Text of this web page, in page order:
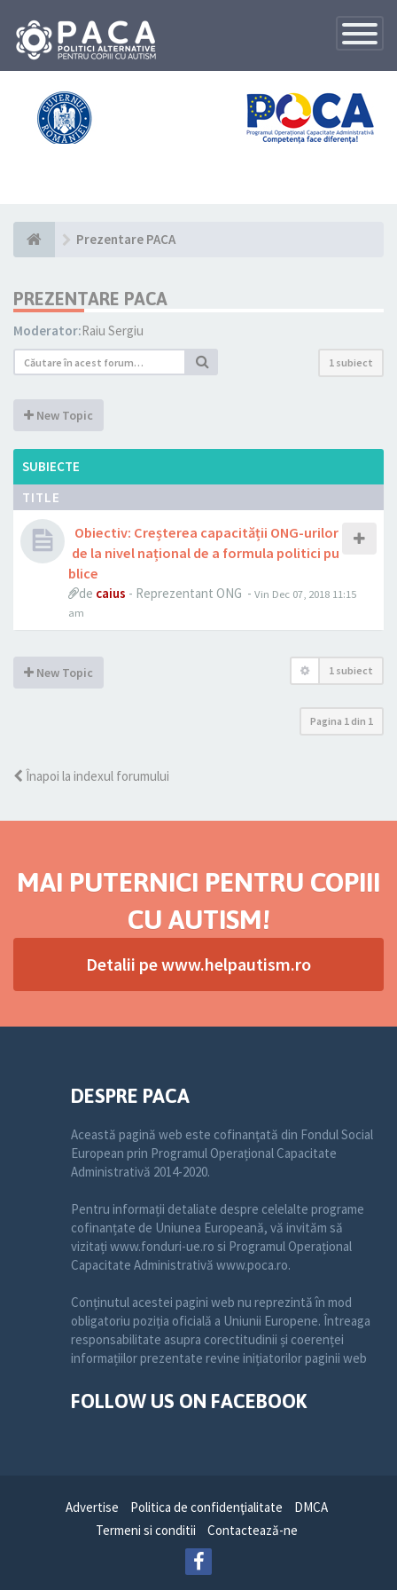
Toggle
Prezentare PACA
PREZENTARE PACA
Moderator:Raiu Sergiu
1 subiect
New Topic
SUBIECTE
TITLE
Obiectiv: Creșterea capacității ONG-urilor
de la nivel național de a formula politici pu
blice
de caius - Reprezentant ONG - Vin Dec 07, 2018 11:15
am
New Topic 1 subiect
Pagina 1 din 1
Înapoi la indexul forumului
MAI PUTERNICI PENTRU COPIII
CU AUTISM!
Detalii pe www.helpautism.ro
DESPRE PACA
Această pagină web este cofinanțată din Fondul Social
European prin Programul Operațional Capacitate
Administrativă 2014-2020.
Pentru informații detaliate despre celelalte programe
cofinanțate de Uniunea Europeană, vă invităm să
vizitați www.fonduri-ue.ro si Programul Operațional
Capacitate Administrativă www.poca.ro.
Conținutul acestei pagini web nu reprezintă în mod
obligatoriu poziția oficială a Uniunii Europene. Întreaga
responsabilitate asupra corectitudinii și coerenței
informațiilor prezentate revine inițiatorilor paginii web
FOLLOW US ON FACEBOOK
Advertise Politica de confidenţialitate
DMCA
Termeni si conditii
Contactează-ne